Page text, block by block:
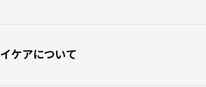
イケアについて